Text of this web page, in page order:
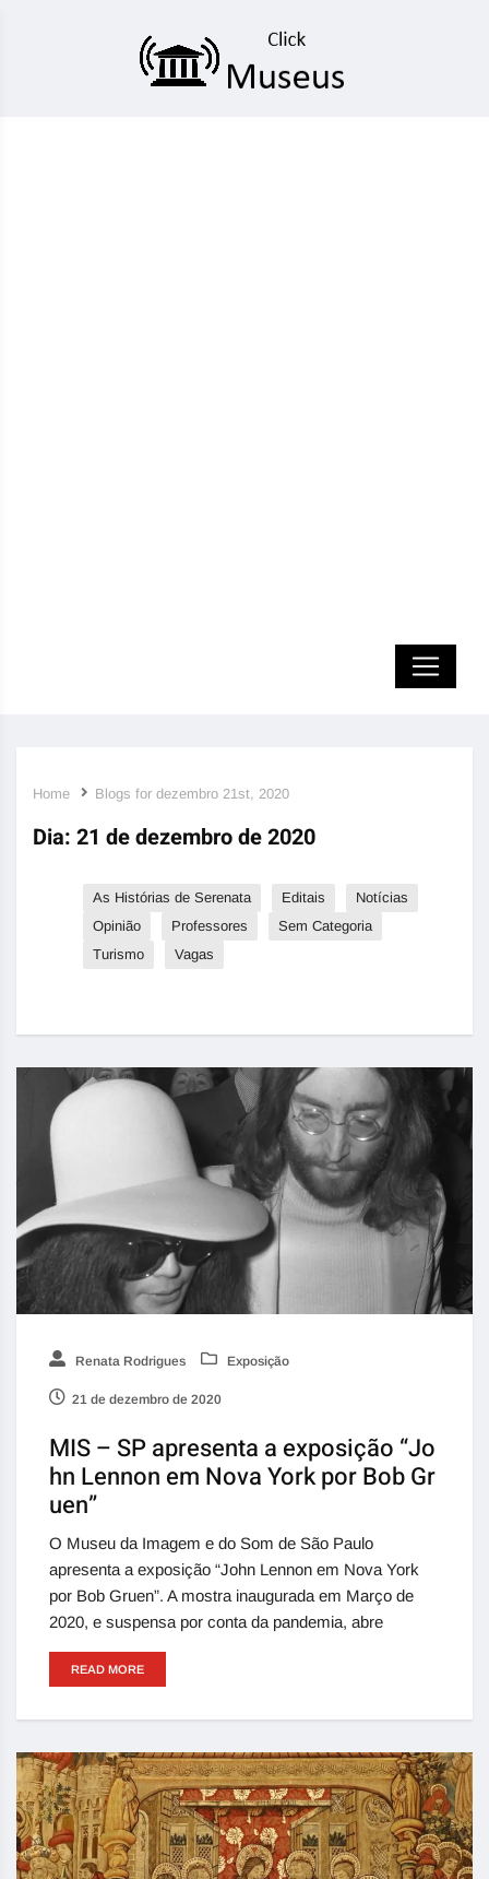
Home Blogs for dezembro 21st, 2020
Dia: 21 de dezembro de 2020
As Histórias de Serenata Editais
Notícias
Opinião
Professores
Sem Categoria
Turismo
Vagas
Renata Rodrigues Exposição
21 de dezembro de 2020
MIS – SP apresenta a exposição “Jo
hn Lennon em Nova York por Bob Gr
uen”
O Museu da Imagem e do Som de São Paulo
apresenta a exposição “John Lennon em Nova York
por Bob Gruen”. A mostra inaugurada em Março de
2020, e suspensa por conta da pandemia, abre
READ MORE